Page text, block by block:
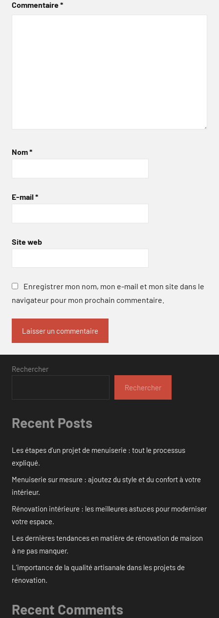
Commentaire*
Nom*
E-mail *
Site web
Enregistrer mon nom, mon e-mail et mon site dans le
navigateur pour mon prochain commentaire.
Rechercher
Rechercher
Recent Posts
Les étapes d’un projet de menuiserie : tout le processus
expliqué.
Menuiserie sur mesure : ajoutez du style et du confort à votre
intérieur.
Rénovation intérieure : les meilleures astuces pour moderniser
votre espace.
Les dernières tendances en matière de rénovation de maison
à ne pas manquer.
L’importance de la qualité artisanale dans les projets de
rénovation.
Recent Comments